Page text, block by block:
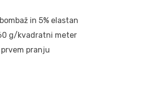
in 5% elastan
g/kvadratni meter
prvem pranju